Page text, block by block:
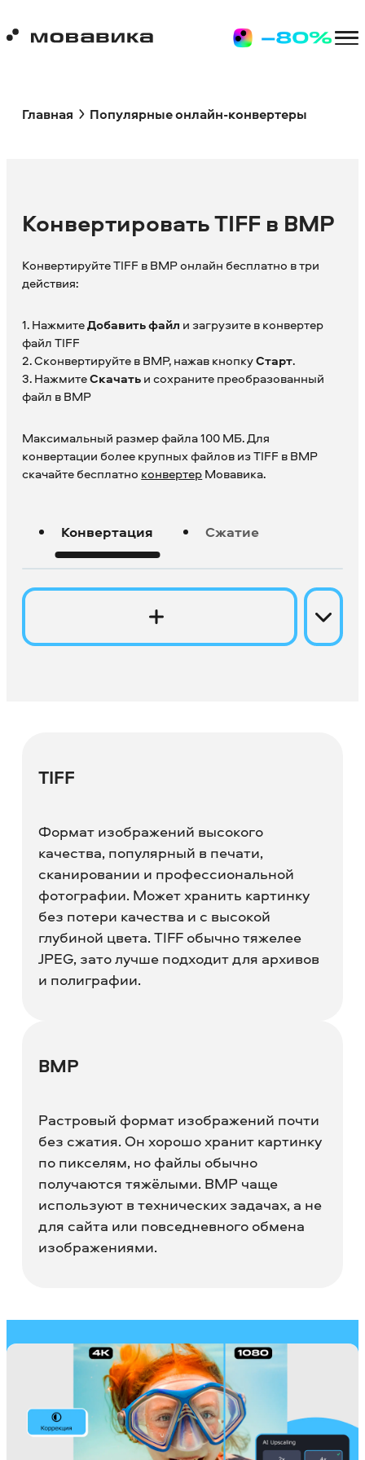
Главная Популярные онлайн-конвертеры
Конвертировать TIFF в BMP
Конвертируйте TIFF в BMP онлайн бесплатно в три
действия:
1. НажмитеДобавить файл и загрузите в конвертер
файл TIFF
2. Сконвертируйте в BMP, нажав кнопкуСтарт.
3. НажмитеСкачатьи сохраните преобразованный
файл в BMP
Максимальный размер файла 100 МБ. Для
конвертации более крупных файлов из TIFF в BMP
скачайте бесплатно конвертерМовавика.
Конвертация Сжатие
TIFF
Формат изображений высокого
качества, популярный в печати,
сканировании и профессиональной
фотографии. Может хранить картинку
без потери качества и с высокой
глубиной цвета. TIFF обычно тяжелее
JPEG, зато лучше подходит для архивов
и полиграфии.
BMP
Растровый формат изображений почти
без сжатия. Он хорошо хранит картинку
по пикселям, но файлы обычно
получаются тяжёлыми. BMP чаще
используют в технических задачах, а не
для сайта или повседневного обмена
изображениями.